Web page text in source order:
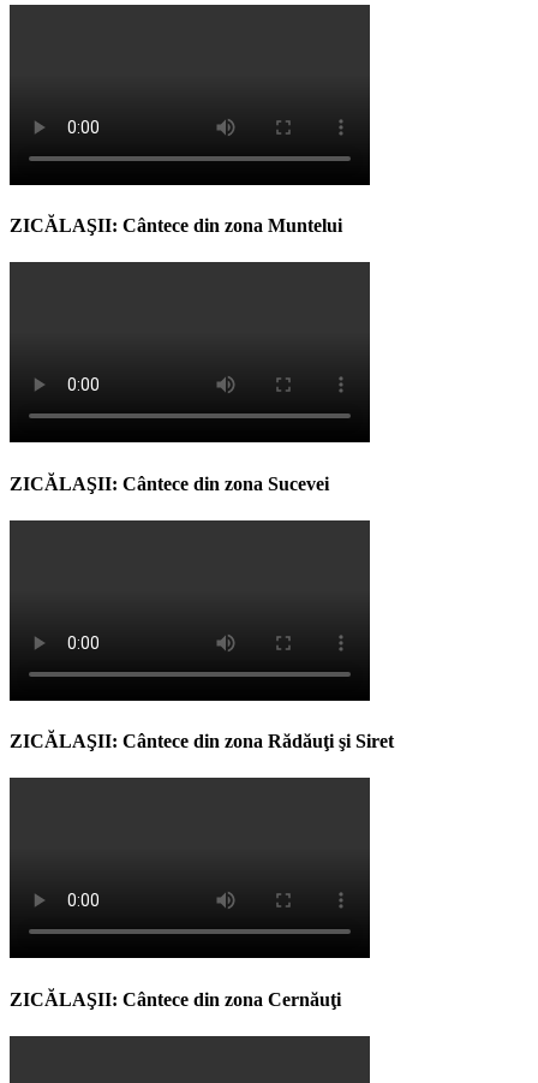
ZICĂLAŞII: Cântece din zona Muntelui
ZICĂLAŞII: Cântece din zona Sucevei
ZICĂLAŞII: Cântece din zona Rădăuţi şi Siret
ZICĂLAŞII: Cântece din zona Cernăuţi